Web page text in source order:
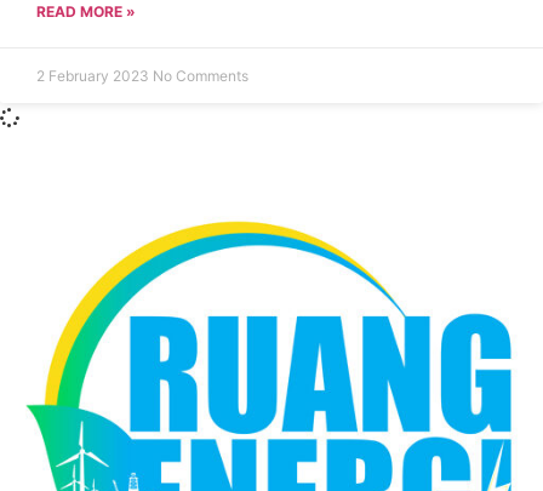
READ MORE »
2 February 2023 No Comments